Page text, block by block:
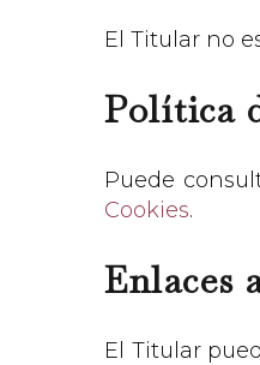
El Titular no
Política
Puede
Cookies.
Enlaces
El Titular